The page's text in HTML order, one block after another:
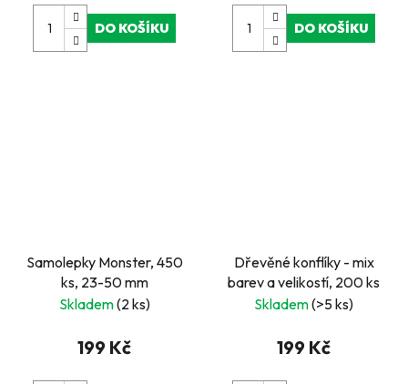
DO KOŠÍKU DO KOŠÍKU
Samolepky Monster, 450
ks, 23-50 mm
Skladem(2 ks)
199 Kč
Dřevěné konflíky - mix
barev a velikostí, 200 ks
Skladem(>5 ks)
199 Kč